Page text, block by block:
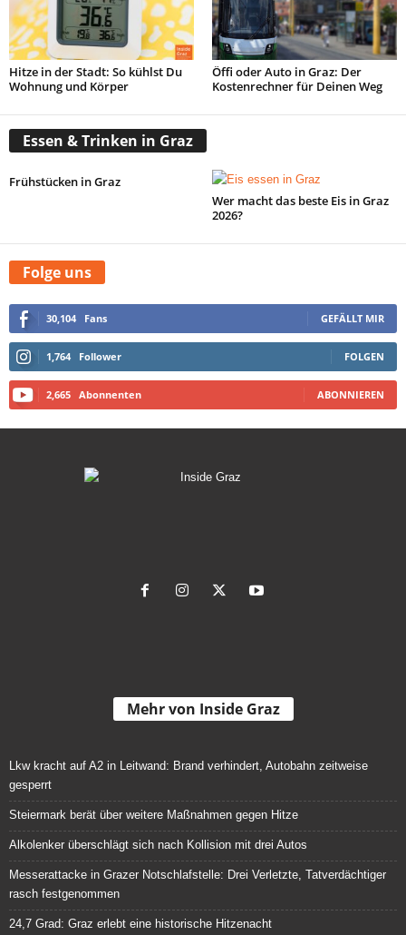
Hitze in der Stadt: So kühlst Du
Wohnung und Körper
Öffi oder Auto in Graz: Der
Kostenrechner für Deinen Weg
Essen & Trinken in Graz
Frühstücken in Graz
Wer macht das beste Eis in Graz
2026?
Folge uns
30,104 Fans GEFÄLLT MIR
1,764 Follower FOLGEN
2,665 Abonnenten ABONNIEREN
Mehr von Inside Graz
Lkw kracht auf A2 in Leitwand: Brand verhindert, Autobahn zeitweise
gesperrt
Steiermark berät über weitere Maßnahmen gegen Hitze
Alkolenker überschlägt sich nach Kollision mit drei Autos
Messerattacke in Grazer Notschlafstelle: Drei Verletzte, Tatverdächtiger
rasch festgenommen
24,7 Grad: Graz erlebt eine historische Hitzenacht